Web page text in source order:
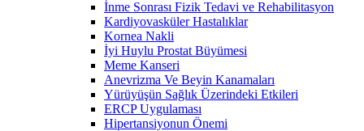
İnme Sonrası Fizik Tedavi ve Rehabilitasyon
Kardiyovasküler Hastalıklar
Kornea Nakli
İyi Huylu Prostat Büyümesi
Meme Kanseri
Anevrizma Ve Beyin Kanamaları
Yürüyüşün Sağlık Üzerindeki Etkileri
ERCP Uygulaması
Hipertansiyonun Önemi